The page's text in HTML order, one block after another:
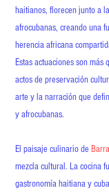
haitianos, florecen junto a
afrocubanas, creando una
herencia africana
Estas actuaciones son más
actos de preservación
arte y la narración que
y afrocubanas.
El paisaje culinario de
mezcla cultural. La cocina
gastronomía haitiana y